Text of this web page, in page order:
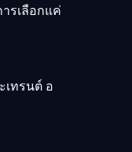
รเลือกแค่
เทรนต์ อ